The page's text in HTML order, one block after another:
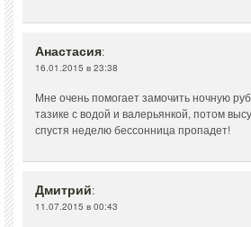
Анастасия:
16.01.2015 в 23:38
Мне очень помогает замочить ночную
тазике с водой и валерьянкой, потом
спустя неделю бессонница пропадет!
Дмитрий:
11.07.2015 в 00:43